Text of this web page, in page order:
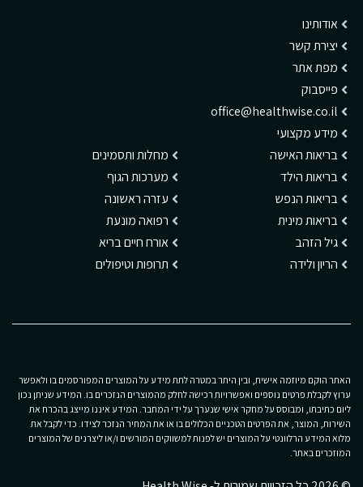
אודותינו
יצירת קשר
מפת אתר
פייסבוק
office@healthwise.co.il
מידע מקצועי
בריאות האישה
בריאות הילד
בריאות הנפש
בריאות מינית
גיל הזהב
הריון ולידה
מחלות ותסמינים
מערכות הגוף
עזרה ראשונה
רפואה מונעת
אורח חיים בריא
תרופות וטיפולים
האתר הוקם מיוזמה אישית, ובין היתר במטרה לתת מידע על המוצרים המפורסמים בו ולאפשר
ערוץ לקבלת פרטים נוספים ואפשרויות רכישה לחלק מהמוצרים הנזכרים בו. המידע שניתן נכון
ליום כתיבתו, ומבוסס על מחקר אישי שנערך על ידי המחבר. המידע איננו מייצג בהכרח את
השירות, המוצר, את הפרטים הטכניים הכלולים בו או את המחיר הנזכר לצידו. כדי לקבל את
מלוא המידע הרלוונטי על המוצרים יש לפנות למשווקים המורשים ו/או ליצרנים של המוצרים
המוזכרים באתר.